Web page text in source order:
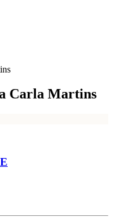
Carla Martins